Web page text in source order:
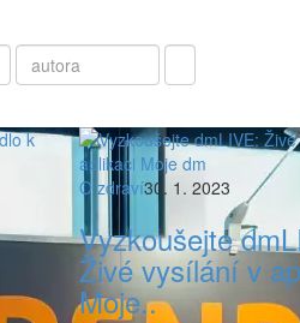
O zdraví30. 1. 2023
Vyzkoušejte
Živé vysílání v
Moje..